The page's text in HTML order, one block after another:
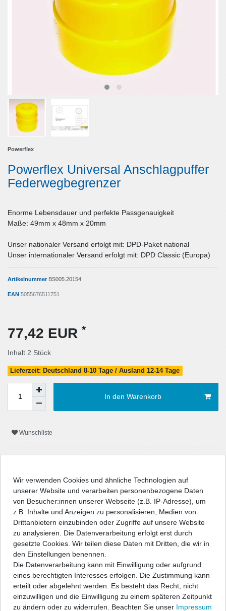
Powerflex
Powerflex Universal Anschlagpuffer
Federwegbegrenzer
Enorme Lebensdauer und perfekte Passgenauigkeit
Maße: 49mm x 48mm x 20mm
Unser nationaler Versand erfolgt mit: DPD-Paket national
Unser internationaler Versand erfolgt mit: DPD Classic (Europa)
Artikelnummer BS005.20154
EAN 5055676511751
77,42 EUR *
Inhalt 2 Stück
Lieferzeit: Deutschland 8-10 Tage / Ausland 12-14 Tage
In den Warenkorb
Wunschliste
Beschreibung
Technische Daten
Angaben Produktsicherheit
Powerflex PU-Fahrwerksbuchsen und Halterungen sind aus dem
Wir verwenden Cookies und ähnliche Technologien auf
unserer Website und verarbeiten personenbezogene Daten
von Besucher:innen unserer Webseite (z.B. IP-Adresse), um
z.B. Inhalte und Anzeigen zu personalisieren, Medien von
Drittanbietern einzubinden oder Zugriffe auf unsere Website
zu analysieren. Die Datenverarbeitung erfolgt erst durch
gesetzte Cookies. Wir teilen diese Daten mit Dritten, die wir in
den Einstellungen benennen.
Die Datenverarbeitung kann mit Einwilligung oder aufgrund
eines berechtigten Interesses erfolgen. Die Zustimmung kann
erteilt oder abgelehnt werden. Es besteht das Recht, nicht
einzuwilligen und die Einwilligung zu einem späteren Zeitpunkt
zu ändern oder zu widerrufen. Beachten Sie unser Impressum